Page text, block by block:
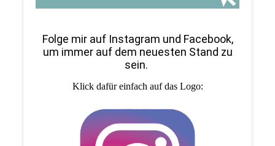
Folge mir auf Instagram und Facebook,
um immer auf dem neuesten Stand zu
sein.
Klick dafür einfach auf das Logo: